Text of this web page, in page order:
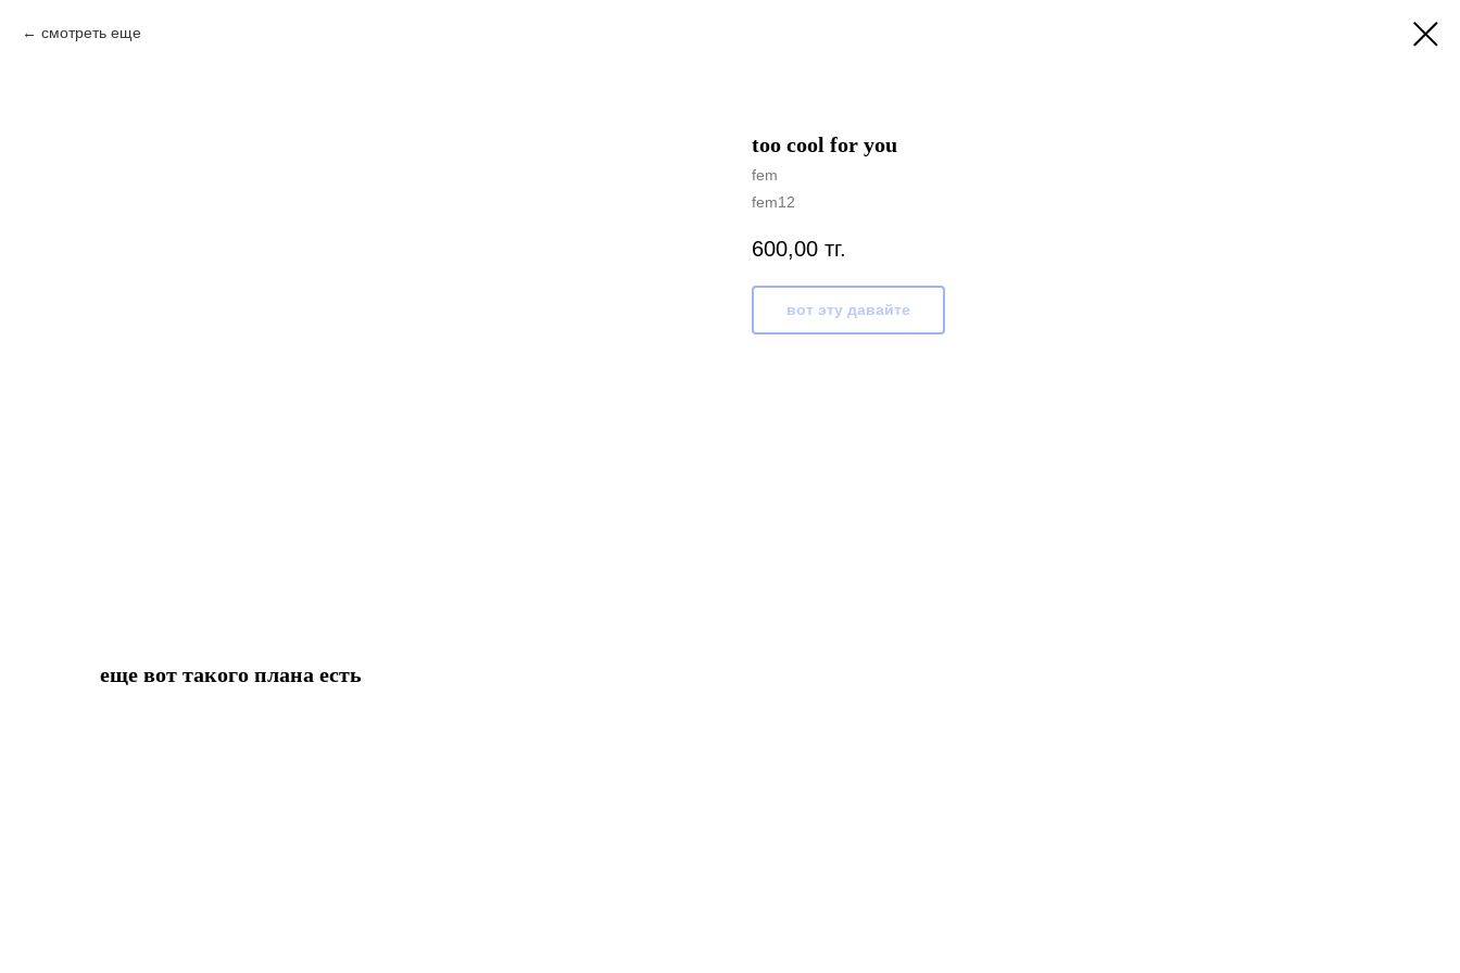
смотреть еще
too cool for you
fem
fem12
600,00 тг.
вот эту давайте
еще вот такого плана есть